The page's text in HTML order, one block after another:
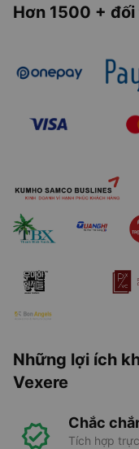
Hơn 1500 +
Những lợi ích
Vexere
Chắc
Tích hợp